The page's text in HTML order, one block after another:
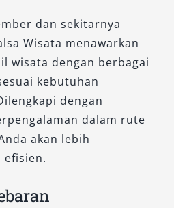
sesuai kebutuhan
WhatsApp atau
dan ketersediaan unit
sesuai ketentuan
pelanggan, termasuk
mendadak.
dan sekitarnya
Wisata menawarkan
wisata dengan berbagai
kebutuhan
dengan
dalam rute
akan lebih
efisien.